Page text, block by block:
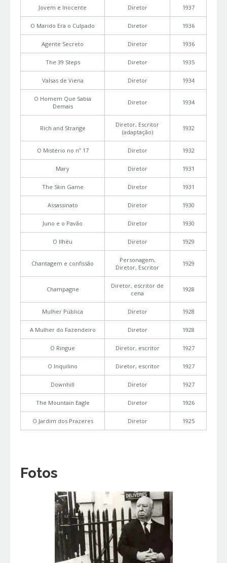
Jovem e Inocente Diretor 1937
O Marido Era o Culpado Diretor 1936
Agente Secreto Diretor 1936
The 39 Steps Diretor 1935
Valsas de Viena Diretor 1934
O Homem Que Sabia
Demais
Diretor 1934
Rich and Strange
Diretor, Escritor
(adaptação)
1932
O Mistério no nº 17 Diretor 1932
Mary Diretor 1931
The Skin Game Diretor 1931
Assassinato Diretor 1930
Juno e o Pavão Diretor 1930
O Ilhéu Diretor 1929
Chantagem e confissão
Personagem,
Diretor, Escritor
1929
Champagne
Diretor, escritor de
cena
1928
Mulher Pública Diretor 1928
A Mulher do Fazendeiro Diretor 1928
O Ringue Diretor, escritor 1927
O Inquilino Diretor, escritor 1927
Downhill Diretor 1927
The Mountain Eagle Diretor 1926
O Jardim dos Prazeres Diretor 1925
Fotos